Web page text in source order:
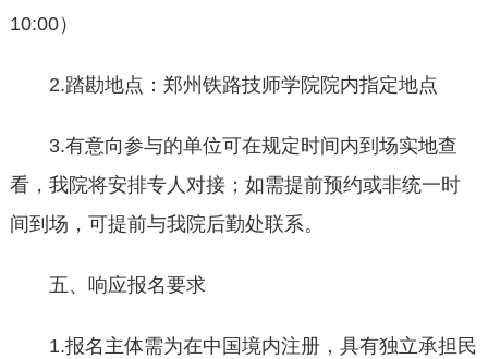
10:00）
2.踏勘地点：郑州铁路技师学院院内指定地点
3.有意向参与的单位可在规定时间内到场实地查
看，我院将安排专人对接；如需提前预约或非统一时
间到场，可提前与我院后勤处联系。
五、响应报名要求
1.报名主体需为在中国境内注册，具有独立承担民